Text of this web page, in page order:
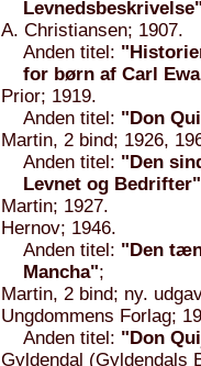
A. Christiansen; 1907.
Anden titel:
for børn af Carl
Prior; 1919.
Anden titel: "Don
Martin, 2 bind; 1926,
Anden titel: "Den
Levnet og Bedrifter"
Martin; 1927.
Hernov; 1946.
Anden titel: "Den
Mancha";
Martin, 2 bind; ny.
Ungdommens Forlag;
Anden titel: "Don
Gyldendal (Gyldendals